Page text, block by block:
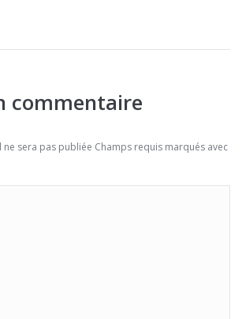
commentaire
sera pas publiée Champs requis marqués avec